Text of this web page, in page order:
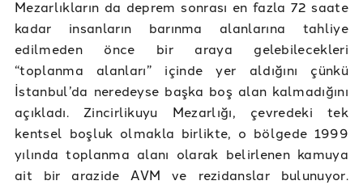
Mezarlıkların da deprem sonrası en fazla 72 saate
kadar insanların barınma alanlarına tahliye
edilmeden önce bir araya gelebilecekleri
“toplanma alanları” içinde yer aldığını çünkü
İstanbul’da neredeyse başka boş alan kalmadığını
açıkladı. Zincirlikuyu Mezarlığı, çevredeki tek
kentsel boşluk olmakla birlikte, o bölgede 1999
yılında toplanma alanı olarak belirlenen kamuya
ait bir arazide AVM ve rezidanslar bulunuyor.